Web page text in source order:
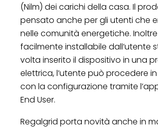
(Nilm) dei carichi della casa. Il
pensato anche per gli utenti che
nelle comunità energetiche.
facilmente installabile dall’utente
volta inserito il dispositivo in una
elettrica, l’utente può procedere
con la configurazione tramite
End User.
Regalgrid porta novità anche in